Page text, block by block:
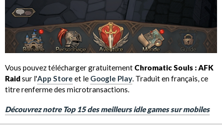
Vous pouvez télécharger gratuitement Chromatic Souls : AFK
Raidsur l'App Store et le Google Play. Traduit en français, ce
titre renferme des microtransactions.
Découvrez notre Top 15 des meilleurs idle games sur mobiles